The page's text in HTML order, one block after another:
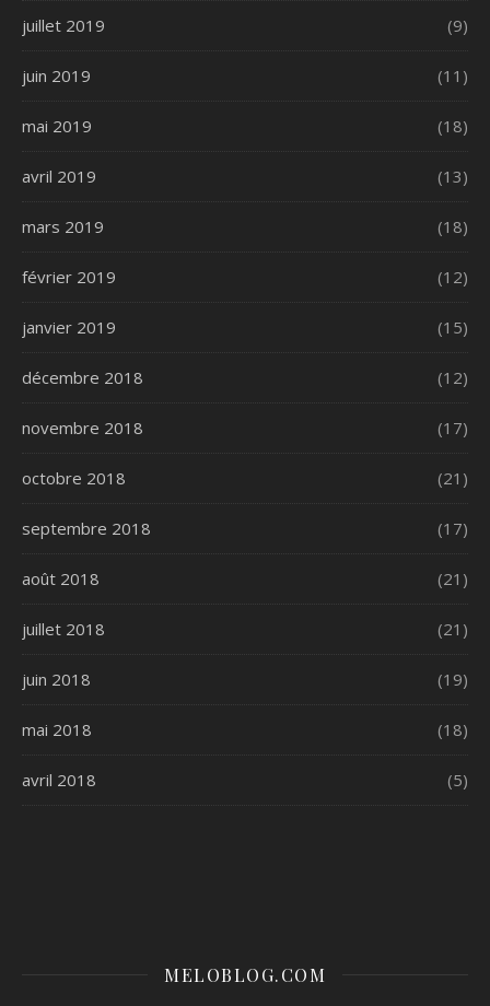
juillet 2019 (9)
juin 2019 (11)
mai 2019 (18)
avril 2019 (13)
mars 2019 (18)
février 2019 (12)
janvier 2019 (15)
décembre 2018 (12)
novembre 2018 (17)
octobre 2018 (21)
septembre 2018 (17)
août 2018 (21)
juillet 2018 (21)
juin 2018 (19)
mai 2018 (18)
avril 2018 (5)
MELOBLOG.COM